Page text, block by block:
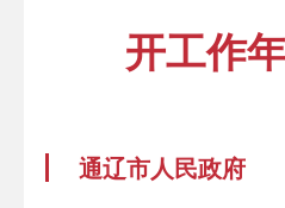
开工作
通辽市人民政府